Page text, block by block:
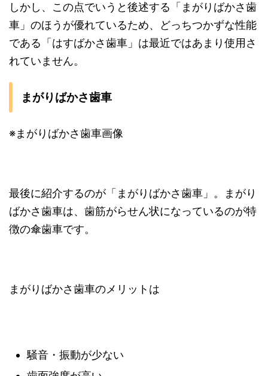
しかし、この点でいうと後述する「まがりばかさ歯
車」のほうが優れているため、どっちつかずな性能
である「はすばかさ歯車」は最近ではあまり使用さ
れていません。
まがりばかさ歯車
※まがりばかさ歯車画像
最後に紹介するのが「まがりばかさ歯車」。まがり
ばかさ歯車は、歯筋がらせん状になっているのが特
徴の傘歯車です。
まがりばかさ歯車のメリットは
騒音・振動が少ない